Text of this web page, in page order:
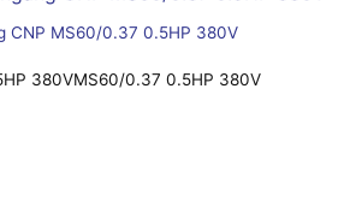
CNP MS60/0.37 0.5HP 380V
380VMS60/0.37 0.5HP 380V